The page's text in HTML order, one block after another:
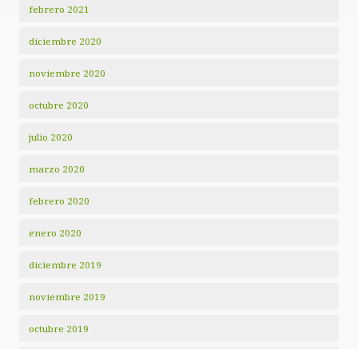
febrero 2021
diciembre 2020
noviembre 2020
octubre 2020
julio 2020
marzo 2020
febrero 2020
enero 2020
diciembre 2019
noviembre 2019
octubre 2019